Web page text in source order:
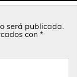
será publicada.
con *